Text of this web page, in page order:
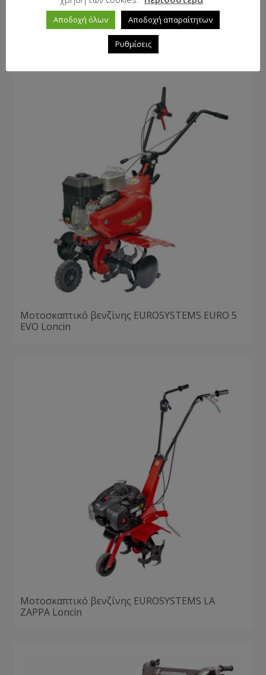
Μονοαξονικό EUROSYSTEMS RTT2 Briggs n’
Μοτοσκαπτικό βενζίνης EUROSYSTEMS EURO 5
EVO Loncin
Μοτοσκαπτικό βενζίνης EUROSYSTEMS LA
ZAPPA Loncin
Αποδοχή όλων Αποδοχή απαραίτητων
Ρυθμίσεις